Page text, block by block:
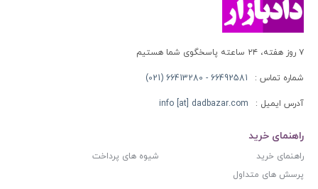
۷ روز هفته، ۲۴ ساعته پاسخگوی شما هستیم
شماره تماس : 66492581 - 66413280 (021)
آدرس ایمیل : info [at] dadbazar.com
راهنمای خرید
راهنمای خرید
شیوه های پرداخت
پرسش های متداول